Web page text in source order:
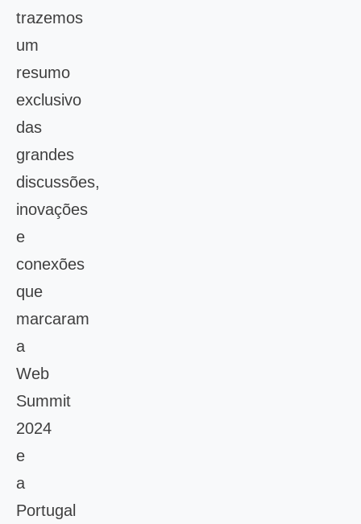
trazemos
um
resumo
exclusivo
das
grandes
discussões,
inovações
e
conexões
que
marcaram
a
Web
Summit
2024
e
a
Portugal